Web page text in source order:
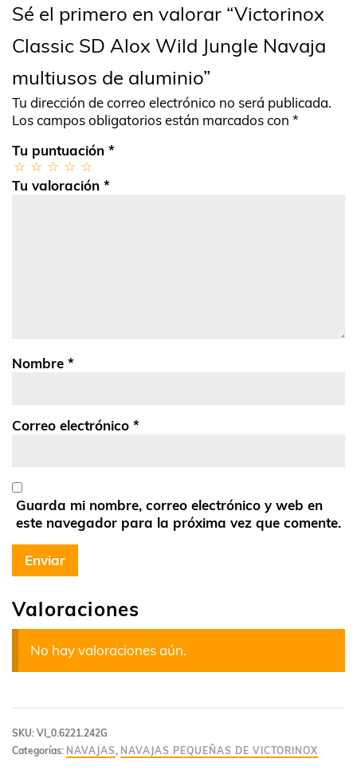
Valoraciones
No hay valoraciones aún.
Sé el primero en valorar “Victorinox
Classic SD Alox Wild Jungle Navaja
multiusos de aluminio”
Tu dirección de correo electrónico no será publicada.
Los campos obligatorios están marcados con *
Tu puntuación *
Tu valoración *
Nombre *
Correo electrónico *
Guarda mi nombre, correo electrónico y web en
este navegador para la próxima vez que comente.
SKU: VI_0.6221.242G
Categorías: NAVAJAS , NAVAJAS PEQUEÑAS DE VICTORINOX